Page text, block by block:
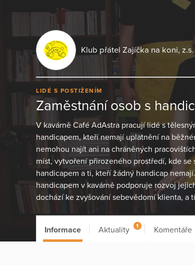
Klub přátel Zajíčka na koni, z.s.
LIDÉ S POSTIŽENÍM
Zaměstnání osob s
V kavárně Café AdAstra pracují lidé s
handicapem, kteří nemají uplatnění na
nemohou najít ani na chráněných
míst, vytvoření přirozeného prostředí, kde
handicapem a ti, kteří žádný handicap
handicapem v kavárně podporuje rozvoj
dochází ke zvyšování sebevědomí klienta, a
Informace Aktuality 1 Komentáře